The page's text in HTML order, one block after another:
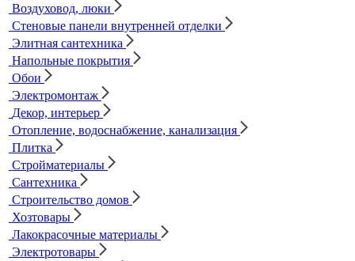
Воздуховод, люки
Стеновые панели внутренней отделки
Элитная сантехника
Напольные покрытия
Обои
Электромонтаж
Декор, интерьер
Отопление, водоснабжение, канализация
Плитка
Стройматериалы
Сантехника
Строительство домов
Хозтовары
Лакокрасочные материалы
Электротовары